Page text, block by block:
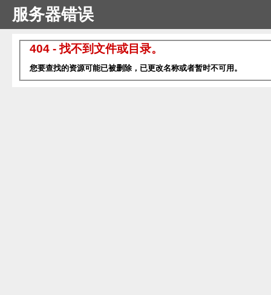
服务器错误
404 - 找不到文件或目录。
您要查找的资源可能已被删除，已更改名称或者暂时不可用。